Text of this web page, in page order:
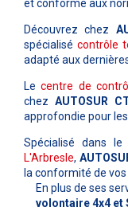
et conforme aux
Découvrez chez
spécialisé contrôle
adapté aux
Lecentre de
chez AUTOSUR
approfondie pour
Spécialisé dans le
L'Arbresle,
la conformité de vos
En plus de ses
volontaire 4x4 et